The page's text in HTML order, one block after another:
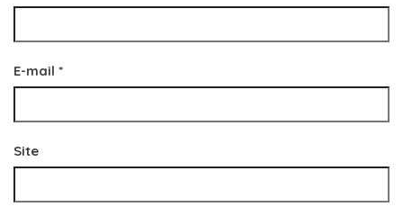
E-mail *
Site